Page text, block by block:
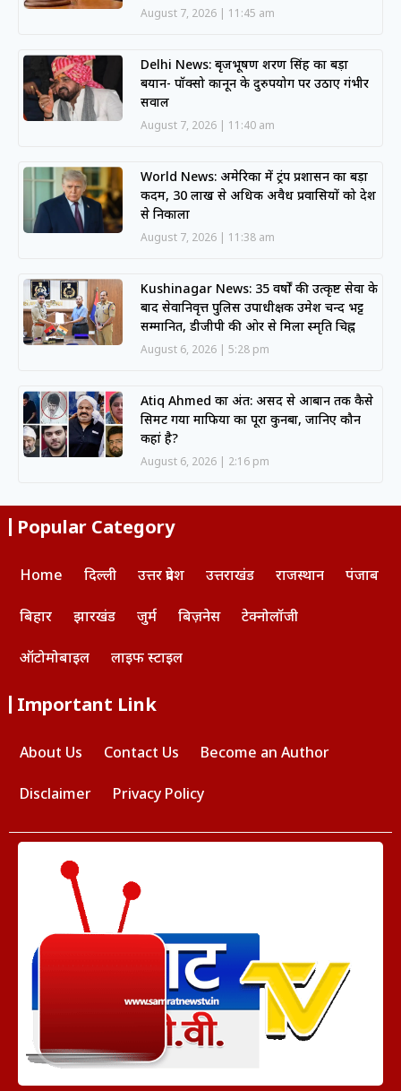
August 7, 2026 11:45 am
Delhi News: बृजभूषण शरण सिंह का बड़ा
बयान- पॉक्सो कानून के दुरुपयोग पर उठाए गंभीर
सवाल
August 7, 2026 11:40 am
World News: अमेरिका में ट्रंप प्रशासन का बड़ा
कदम, 30 लाख से अधिक अवैध प्रवासियों को देश
से निकाला
August 7, 2026 11:38 am
Kushinagar News: 35 वर्षों की उत्कृष्ट सेवा के
बाद सेवानिवृत्त पुलिस उपाधीक्षक उमेश चन्द भट्ट
सम्मानित, डीजीपी की ओर से मिला स्मृति चिह्न
August 6, 2026 5:28 pm
Atiq Ahmed का अंत: असद से आबान तक कैसे
सिमट गया माफिया का पूरा कुनबा, जानिए कौन
कहां है?
August 6, 2026 2:16 pm
Popular Category
Home दिल्ली उत्तर प्रदेश उत्तराखंड राजस्थान पंजाब
बिहार झारखंड जुर्म बिज़नेस टेक्नोलॉजी
ऑटोमोबाइल लाइफ स्टाइल
Important Link
About Us Contact Us Become an Author
Disclaimer Privacy Policy